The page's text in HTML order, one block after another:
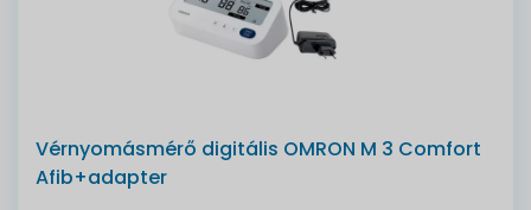
Vérnyomásmérő digitális OMRON M 3 Comfort
Afib+adapter